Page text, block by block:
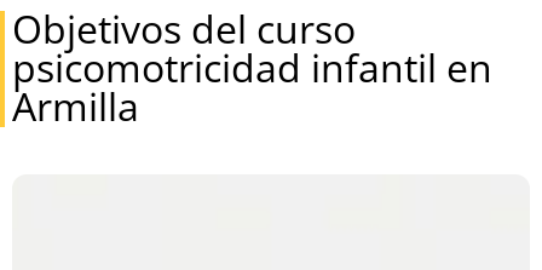
Objetivos del curso
psicomotricidad infantil en
Armilla